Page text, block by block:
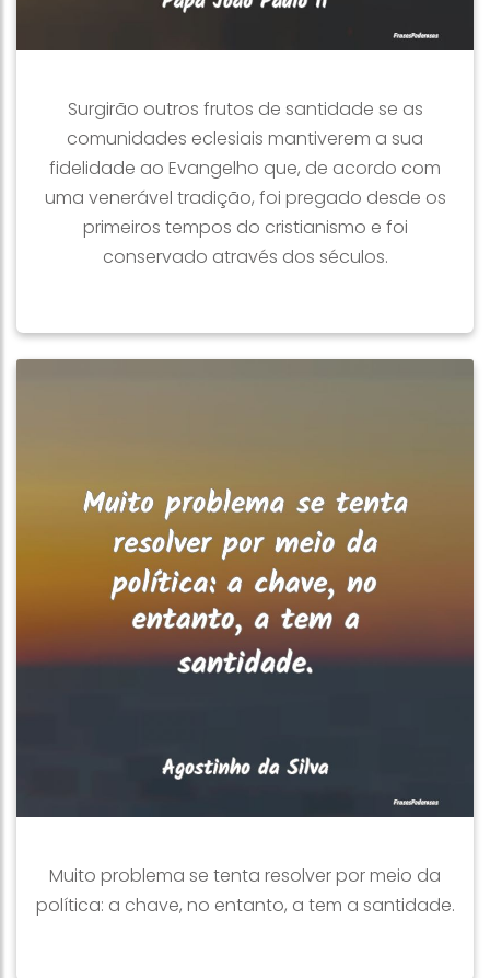
Surgirão outros frutos de santidade se as
comunidades eclesiais mantiverem a sua
fidelidade ao Evangelho que, de acordo com
uma venerável tradição, foi pregado desde os
primeiros tempos do cristianismo e foi
conservado através dos séculos.
Muito problema se tenta resolver por meio da
política: a chave, no entanto, a tem a santidade.